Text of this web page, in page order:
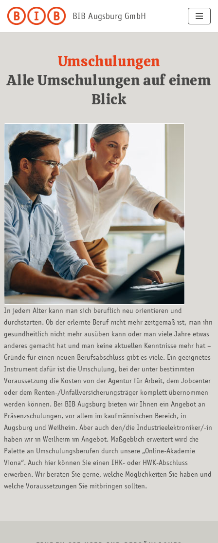
Zum
BIB Augsburg GmbH
Umschulungen
Alle Umschulungen auf einem
Blick
In jedem Alter kann man sich beruflich neu orientieren und
durchstarten. Ob der erlernte Beruf nicht mehr zeitgemäß ist, man ihn
gesundheitlich nicht mehr ausüben kann oder man viele Jahre etwas
anderes gemacht hat und man keine aktuellen Kenntnisse mehr hat –
Gründe für einen neuen Berufsabschluss gibt es viele. Ein geeignetes
Instrument dafür ist die Umschulung, bei der unter bestimmten
Voraussetzung die Kosten von der Agentur für Arbeit, dem Jobcenter
oder dem Renten-/Unfallversicherungsträger komplett übernommen
werden können. Bei BIB Augsburg bieten wir Ihnen ein Angebot an
Präsenzschulungen, vor allem im kaufmännischen Bereich, in
Augsburg und Weilheim. Aber auch den/die Industrieelektroniker/-in
haben wir in Weilheim im Angebot. Maßgeblich erweitert wird die
Palette an Umschulungsberufen durch unsere „Online-Akademie
Viona“. Auch hier können Sie einen IHK- oder HWK-Abschluss
erwerben. Wir beraten Sie gerne, welche Möglichkeiten Sie haben und
welche Voraussetzungen Sie mitbringen sollten.